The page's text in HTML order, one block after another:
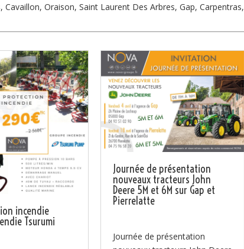
Cavaillon, Oraison, Saint Laurent Des Arbres, Gap, Carpentras,
incendie
Tsurumi
Journée de présentation
nouveaux tracteurs John
Deere 5M et 6M sur Gap et
Pierrelatte
Journée de présentation